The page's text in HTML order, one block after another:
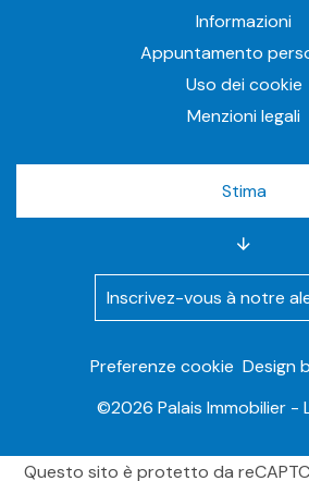
Informazioni
Appuntamento
Uso dei cookie
Menzioni legali
Stima
Inscrivez-vous à notre
Preferenze cookie Design
©2026 Palais Immobilier -
Questo sito è protetto da